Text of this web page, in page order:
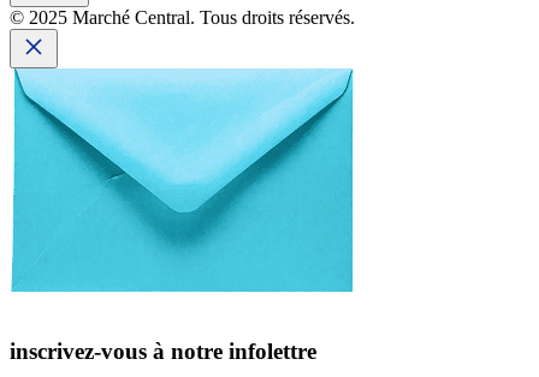
© 2025 Marché Central. Tous droits réservés.
inscrivez-vous à notre infolettre